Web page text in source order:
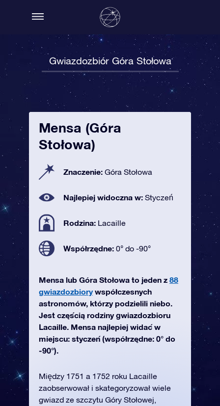
Gwiazdozbiór Góra Stołowa
Mensa (Góra
Stołowa)
Znaczenie: Góra Stołowa
Najlepiej widoczna w: Styczeń
Rodzina: Lacaille
Współrzędne: 0° do -90°
Mensa lub Góra Stołowa to jeden z 88
gwiazdozbiorywspółczesnych
astronomów, którzy podzielili niebo.
Jest częścią rodziny gwiazdozbioru
Lacaille. Mensa najlepiej widać w
miejscu: styczeń (współrzędne: 0° do
-90°).
Między 1751 a 1752 roku Lacaille
zaobserwował i skategoryzował wiele
gwiazd ze szczytu Góry Stołowej,